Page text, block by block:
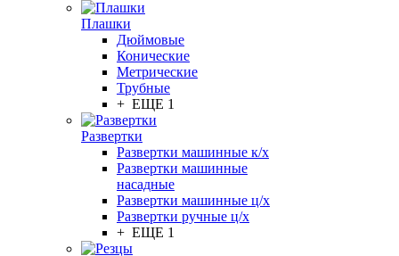
Плашки
Дюймовые
Конические
Метрические
Трубные
+ ЕЩЕ 1
Развертки
Развертки машинные к/х
Развертки машинные
насадные
Развертки машинные ц/х
Развертки ручные ц/х
+ ЕЩЕ 1